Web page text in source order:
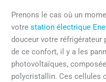
Prenons le cas où un
votrestation électrique
douceur votre
de ce confort, il y a les
photovoltaïques,
polycristallin. Ces cellules